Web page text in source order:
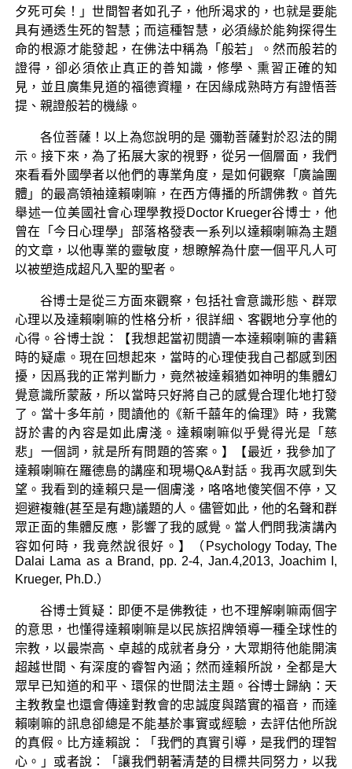
夕死可矣！」世間智者如孔子，他所渴求的，也就是要能
具有通透生死的智慧；而這種智慧，必須緣於能夠探得生
命的根源才能發起，在佛法中稱為「般若」。然而般若的
證得，卻必須依止真正的善知識，修學、熏習正確的知
見，並且廣集見道的福德資糧，在因緣成熟時方有證悟菩
提、親證般若的機緣。
各位菩薩！以上為您說明的是 彌勒菩薩對於忍法的開
示。接下來，為了拓展大家的視野，從另一個層面，我們
來看看外國學者以他們的專業角度，是如何觀察「廣論團
體」的最高領袖達賴喇嘛，在西方傳播的所謂佛教。首先
舉述一位美國社會心理學教授Doctor Krueger谷博士，他
曾在「今日心理學」部落格發表一系列以達賴喇嘛為主題
的文章，以他專業的靈敏度，想瞭解為什麼一個平凡人可
以被塑造成超凡入聖的聖者。
谷博士是從三方面來觀察，包括社會意識形態、群眾
心理以及達賴喇嘛的性格分析，很詳細、客觀地分享他的
心得。谷博士說：【我想起當初閱讀一本達賴喇嘛的書籍
時的疑慮。現在回想起來，當時的心理使我自己都感到困
擾，因爲我的正常判斷力，竟然被達賴猶如神明的集體幻
覺意識所蒙蔽，所以當時只好將自己的感覺合理化地打發
了。當十多年前，閱讀他的《新千囍年的倫理》時，我驚
訝於書的內容是如此膚淺。達賴喇嘛似乎覺得光是「慈
悲」一個詞，就是所有問題的答案。】【最近，我參加了
達賴喇嘛在羅德島的講座和現場Q&A對話。我再次感到失
望。我看到的達賴只是一個膚淺，咯咯地傻笑個不停，又
迴避複雜(甚至是有趣)議題的人。儘管如此，他的名聲和群
眾正面的集體反應，影響了我的感覺。當人們問我演講內
容如何時，我竟然說很好。】（Psychology Today, The
Dalai Lama as a Brand, pp. 2-4, Jan.4,2013, Joachim I,
Krueger, Ph.D.）
谷博士質疑：即便不是佛教徒，也不理解喇嘛兩個字
的意思，也懂得達賴喇嘛是以民族招牌領導一種全球性的
宗教，以最崇高、卓越的成就者身分，大眾期待他能開演
超越世間、有深度的睿智內涵；然而達賴所說，全都是大
眾早已知道的和平、環保的世間法主題。谷博士歸納：天
主教教皇也還會傳達對教會的忠誠度與踏實的福音，而達
賴喇嘛的訊息卻總是不能基於事實或經驗，去評估他所說
的真假。比方達賴說：「我們的真實引導，是我們的理智
心。」或者說：「讓我們朝著清楚的目標共同努力，以我